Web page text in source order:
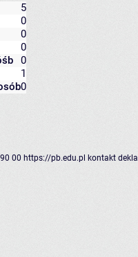
5
0
0
0
0
1
0
00 https://pb.edu.pl kontakt